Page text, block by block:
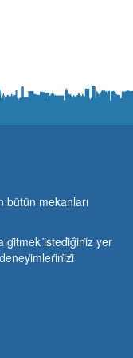
bütün mekanları
gi̇tmek i̇stedi̇ği̇ni̇z yer